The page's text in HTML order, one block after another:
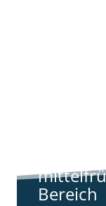
Bereich